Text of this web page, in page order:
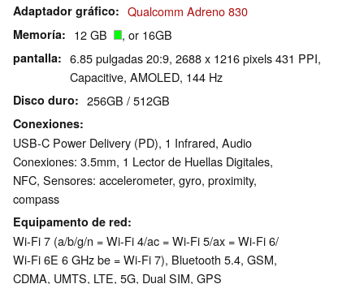
Adaptador gráfico Qualcomm Adreno 830
Memoría 12 GB , or 16GB
pantalla
6.85 pulgadas 20:9, 2688 x 1216 pixels 431 PPI,
Capacitive, AMOLED, 144 Hz
Disco duro 256GB / 512GB
Conexiones
USB-C Power Delivery (PD), 1 Infrared, Audio
Conexiones: 3.5mm, 1 Lector de Huellas Digitales,
NFC, Sensores: accelerometer, gyro, proximity,
compass
Equipamento de red
Wi-Fi 7 (a/b/g/n = Wi-Fi 4/ac = Wi-Fi 5/ax = Wi-Fi 6/
Wi-Fi 6E 6 GHz be = Wi-Fi 7), Bluetooth 5.4, GSM,
CDMA, UMTS, LTE, 5G, Dual SIM, GPS